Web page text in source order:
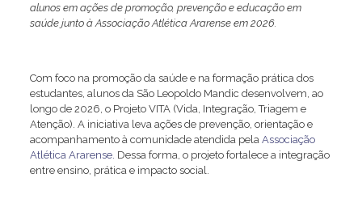
alunos em ações de promoção, prevenção e educação em
saúde junto à Associação Atlética Ararense em 2026.
Com foco na promoção da saúde e na formação prática dos
estudantes, alunos da São Leopoldo Mandic desenvolvem, ao
longo de 2026, o Projeto VITA (Vida, Integração, Triagem e
Atenção). A iniciativa leva ações de prevenção, orientação e
acompanhamento à comunidade atendida pela Associação
Atlética Ararense. Dessa forma, o projeto fortalece a integração
entre ensino, prática e impacto social.